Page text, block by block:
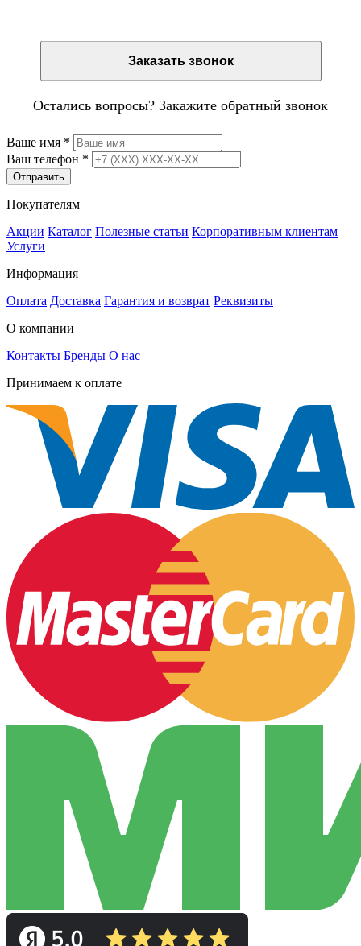
Заказать звонок
Остались вопросы? Закажите обратный звонок
Ваше имя *
Ваш телефон *
Отправить
Покупателям
Акции Каталог Полезные статьи Корпоративным клиентам
Услуги
Информация
Оплата Доставка Гарантия и возврат Реквизиты
О компании
Контакты Бренды О нас
Принимаем к оплате